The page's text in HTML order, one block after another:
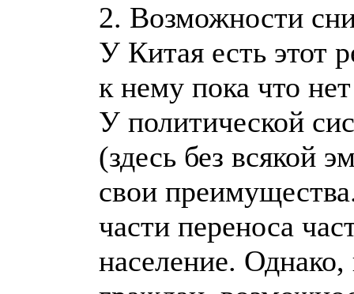
2. Возможности
У Китая есть этот
к нему пока что
У политической
(здесь без всякой
свои
части переноса
население.